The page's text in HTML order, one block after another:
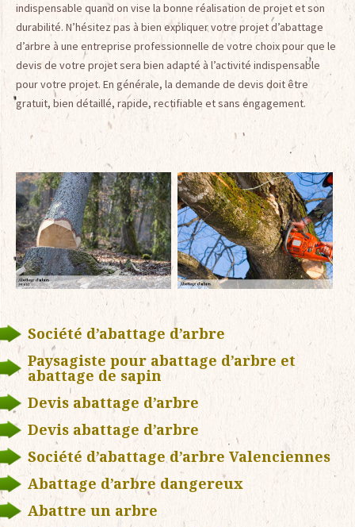
indispensable quand on vise la bonne réalisation de projet et son
durabilité. N’hésitez pas à bien expliquer votre projet d’abattage
d’arbre à une entreprise professionnelle de votre choix pour que le
devis de votre projet sera bien adapté à l’activité indispensable
pour votre projet. En générale, la demande de devis doit être
gratuit, bien détaillé, rapide, rectifiable et sans engagement.
Société d’abattage d’arbre
Paysagiste pour abattage d’arbre et
abattage de sapin
Devis abattage d’arbre
Devis abattage d’arbre
Société d’abattage d’arbre Valenciennes
Abattage d’arbre dangereux
Abattre un arbre